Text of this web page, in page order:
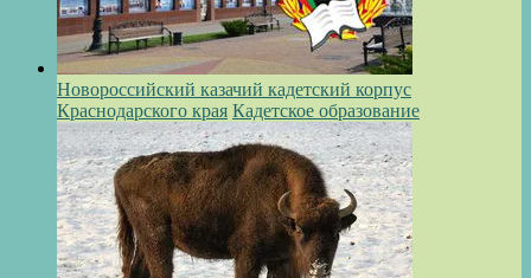
Новороссийский казачий кадетский корпус
Краснодарского края Кадетское образование